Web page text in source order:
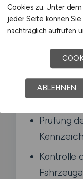
besonderen
Typische
Transport
der
Prüfung
Kontrolle
Cookies zu. Unter
jeder Seite können
nachträglich aufrufen
ABLEHNEN